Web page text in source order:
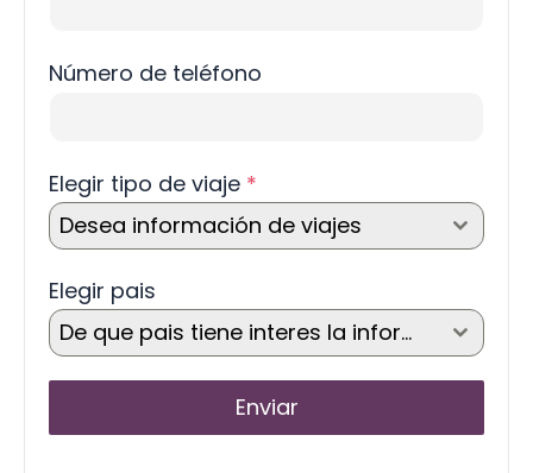
Número de teléfono
Elegir tipo de viaje *
Desea información de viajes
Elegir pais
De que pais tiene interes la información?
Enviar